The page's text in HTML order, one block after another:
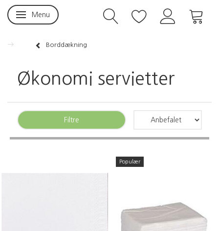
Skifte navigation
Menu
Borddækning
Økonomi servietter
Filtre
Populær